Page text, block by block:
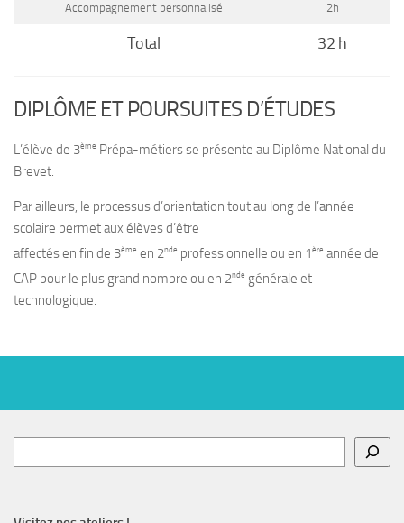
Accompagnement personnalisé 2h
Total 32 h
DIPLÔME ET POURSUITES D’ÉTUDES
L’élève de 3ème Prépa-métiers se présente au Diplôme National du
Brevet.
Par ailleurs, le processus d’orientation tout au long de l’année
scolaire permet aux élèves d’être
affectés en fin de 3ème en 2nde professionnelle ou en 1ère année de
CAP pour le plus grand nombre ou en 2nde générale et
technologique.